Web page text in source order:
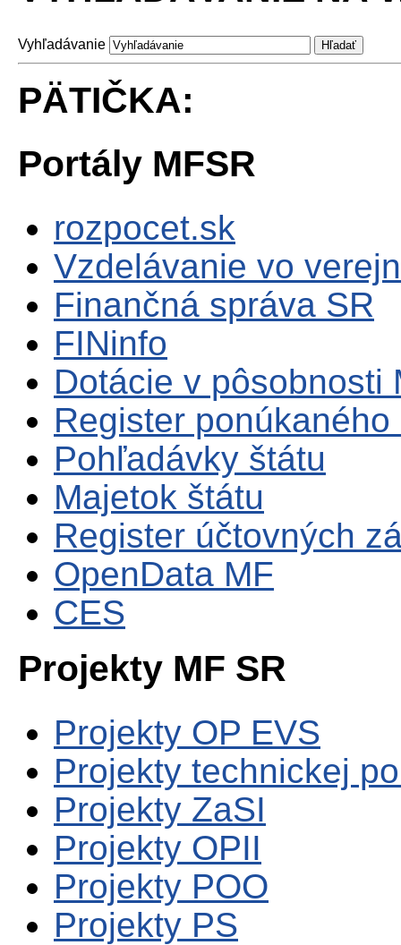
Vyhľadávanie
PÄTIČKA:
Portály MFSR
rozpocet.sk
Vzdelávanie vo
Finančná správa SR
FINinfo
Dotácie v pôsobnosti
Register
Pohľadávky štátu
Majetok štátu
Register účtovných
OpenData MF
CES
Projekty MF SR
Projekty OP EVS
Projekty technickej
Projekty ZaSI
Projekty OPII
Projekty POO
Projekty PS